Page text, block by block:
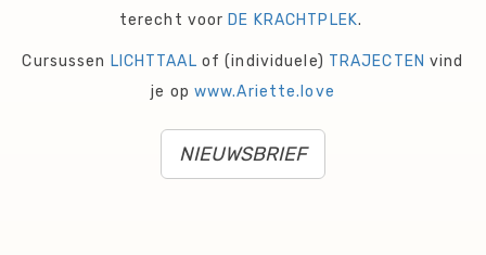
terecht voor DE KRACHTPLEK.
Cursussen LICHTTAAL of (individuele) TRAJECTEN vind
je op www.Ariette.love
NIEUWSBRIEF